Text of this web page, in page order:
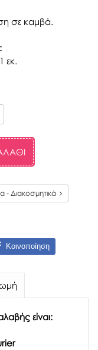
σε καμβά.
εκ.
- Διακοσμητικά
Κοινοποίηση
είναι: